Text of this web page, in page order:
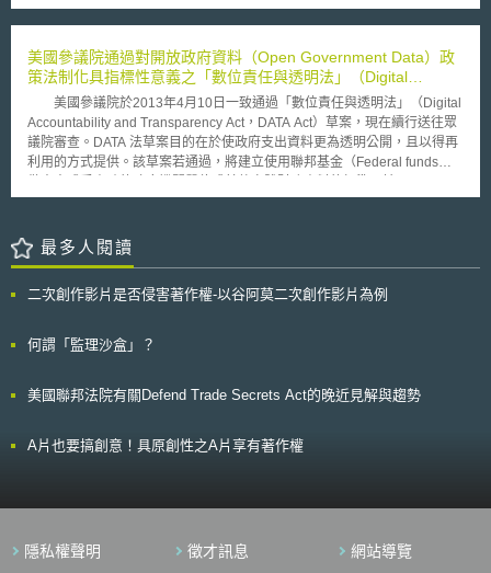
健康等挑戰進行解套，計畫發展核心包含開放資料（Open Data）、商業模
式（Business Models）、政策與法規（Policy and Regulation）、能源效
率與低碳解決方案（Energy Efficiency and Low Carbon Solutions）、財政
金融與採購（Finance and Procurement）、都會移動（Urban
Mobility）、能源整合網絡（Integrated Energy Networks）等。 從歐
盟所發展的大戰略計畫，到今年第五年的「智慧城市世界大會展覽」，明顯
嶄露出歐盟在積極推動經濟發展的同時，帶著永續環境的思維，這是之所以
歐盟能持續引領歐洲，甚至世界未來發展趨勢的關鍵原因。
客體的判斷，影響將不僅止於生命科學，進而包括所有涉及可專利性客體的
軟體、商業方法類型專利，後續影響值得持續關注。
此次提出控告不但保護思科的iPhone商標免於被蘋果使用，且預防公司可
告十分無聊，而且早已有很多家公司使用iPhone的商標在寬頻電話上，蘋
果是第一個將iPhone商標用在手機的公司，我們相信思科宣稱擁有iPhone
師事務所Bromberg & Sunstein創設者布魯斯‧桑斯坦表示，思科為iPhone
商標註冊權人，在法律上具有優勢，蘋果唯一可選擇的抗辯，就是宣稱i系
列的商標名稱，例如iPod, iTunes和 iMac，早已造成消費者的混淆，消費者
已經無法辨別iPhone是由誰所製造的。桑斯坦進一步說明，蘋果雖宣稱他
美國參議院通過對開放政府資料（Open Government Data）政
策法制化具指標性意義之「數位責任與透明法」（Digital
Accountability and Transparency Act，DATA Act）草案
美國參議院於2013年4月10日一致通過「數位責任與透明法」（Digital
Accountability and Transparency Act，DATA Act）草案，現在續行送往眾
議院審查。DATA 法草案目的在於使政府支出資料更為透明公開，且以得再
利用的方式提供。該草案若通過，將建立使用聯邦基金（Federal funds）
USAspending.gov網站含括上述資料，並要求聯邦政府以電子格式，自動
行分析。目前草案版本內文並無規定資料特定格式的資料標準，但可得確定
的是必須為被廣泛接受、非專有、可搜尋，且獨立於平台使用之電腦可判讀
體的特殊標誌。 曾協助草擬2011年DATA法草案之「資料透明聯盟」
案把結構性的資料模式應用於聯邦政府支出時，將前所未有的激發責任與支
民主治理與激發創新的重要公共資源。然而，由於DATA法草案所涉及的機
（GSA），與預算管理辦公室（OMB），該法案通過後是否能落實，絕大
部分還是取決於白宮是否會要求聯邦政府機關單位完整且迅速的遵循法律的
最多人閱讀
二次創作影片是否侵害著作權-以谷阿莫二次創作影片為例
何謂「監理沙盒」？
美國聯邦法院有關Defend Trade Secrets Act的晚近見解與趨勢
A片也要搞創意！具原創性之A片享有著作權
隱私權聲明 徵才訊息
網站導覽